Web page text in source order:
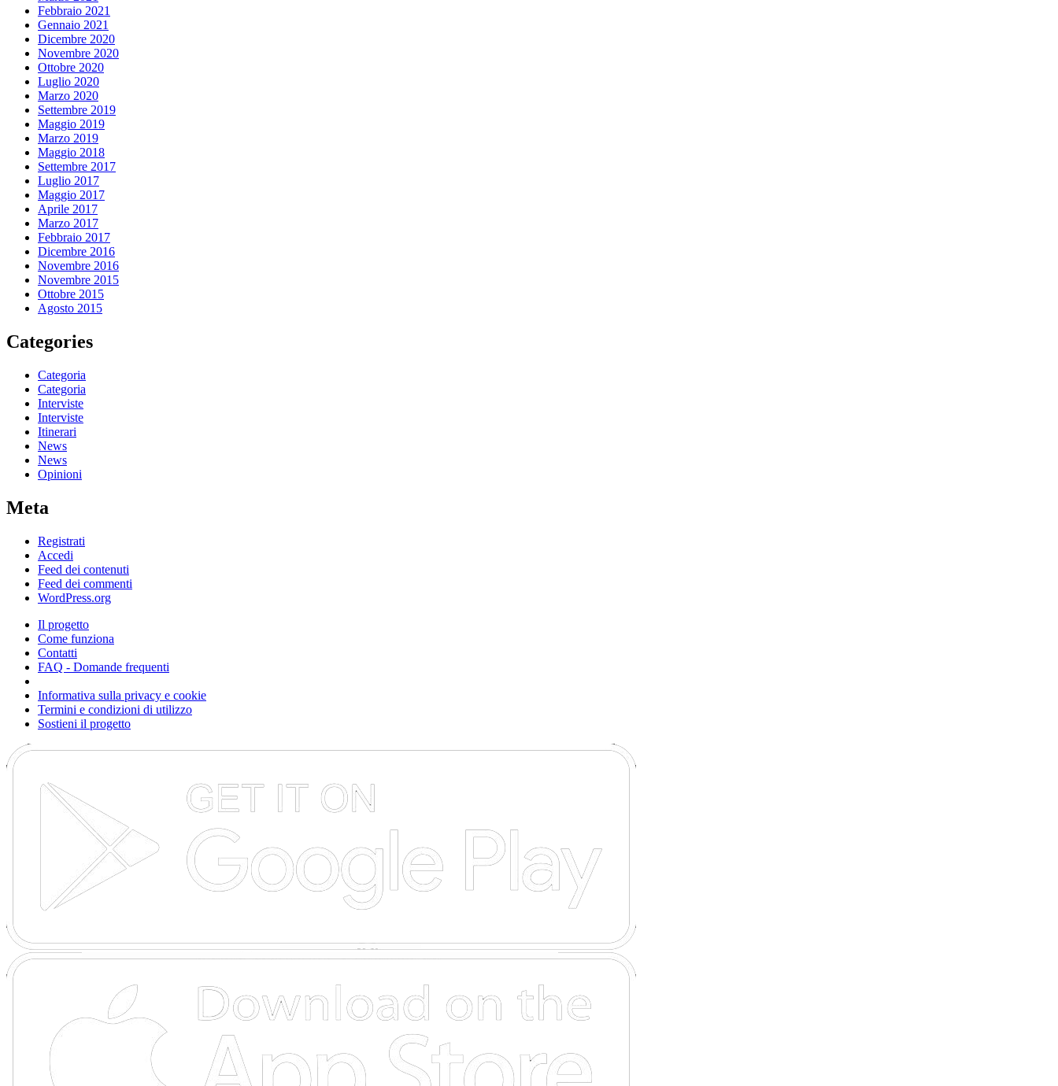
Febbraio 2021
Gennaio 2021
Dicembre 2020
Novembre 2020
Ottobre 2020
Luglio 2020
Marzo 2020
Settembre 2019
Maggio 2019
Marzo 2019
Maggio 2018
Settembre 2017
Luglio 2017
Maggio 2017
Aprile 2017
Marzo 2017
Febbraio 2017
Dicembre 2016
Novembre 2016
Novembre 2015
Ottobre 2015
Agosto 2015
Categories
Categoria
Categoria
Interviste
Interviste
Itinerari
News
News
Opinioni
Meta
Registrati
Accedi
Feed dei contenuti
Feed dei commenti
WordPress.org
Il progetto
Come funziona
Contatti
FAQ - Domande frequenti
Informativa sulla privacy e cookie
Termini e condizioni di utilizzo
Sostieni il progetto